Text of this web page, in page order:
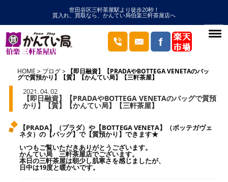
世田谷区三軒茶屋駅より徒歩20秒！
質入れ、買取なら、かんてい局伯楽三軒茶屋店へ
HOME ブログ 【即日融資】【PRADAやBOTTEGA VENETAのバッ
グで質預かり】【質】【かんてい局】【三軒茶屋】
2021. 04. 02
【即日融資】【PRADAやBOTTEGA VENETAのバッグで質預
かり】【質】【かんてい局】【三軒茶屋】
【PRADA】（プラダ）や【BOTTEGA VENETA】（ボッテガヴェ
ネタ）の【バッグ】で【質預かり】できます★
いつもご覧いただきありがとうございます。
かんてい局 三軒茶屋店でございます。
本日の三軒茶屋は朝少し肌寒さを感じましたが、
日中は19度と暖かいです。